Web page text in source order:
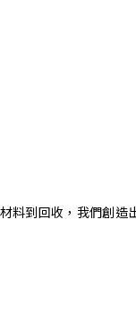
到回收，我們創